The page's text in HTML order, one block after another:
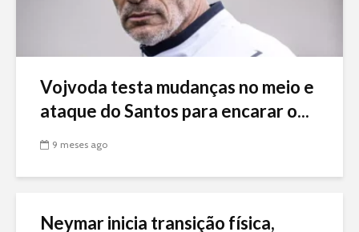
Vojvoda testa mudanças no meio e
ataque do Santos para encarar o...
9 meses ago
Neymar inicia transição física,